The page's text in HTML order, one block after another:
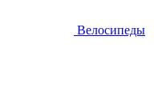
Велосипеды